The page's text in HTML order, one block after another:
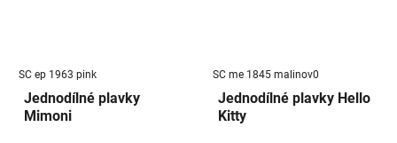
SC ep 1963 pink
Jednodílné plavky
Mimoni
SC me 1845 malinov0
Jednodílné plavky Hello
Kitty